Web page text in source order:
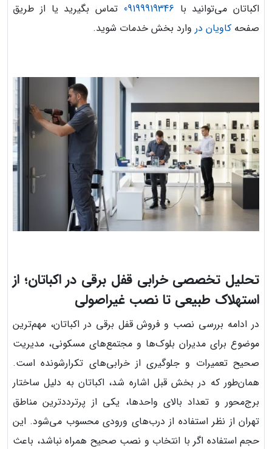
اکباتان می‌توانید با 09199919346 تماس بگیرید یا از طریق
صفحه کاویان در وارد بخش خدمات شوید.
تحلیل تخصصی خرابی قفل برقی در اکباتان؛ از
استهلاک طبیعی تا نصب غیراصولی
در ادامه بررسی نصب و فروش قفل برقی در اکباتان، مهم‌ترین
موضوع برای مدیران بلوک‌ها و مجتمع‌های مسکونی، مدیریت
صحیح تعمیرات و جلوگیری از خرابی‌های تکرارشونده است.
همان‌طور که در بخش قبل اشاره شد، اکباتان به دلیل ساختار
برج‌محور و تعداد بالای واحدها، یکی از پرترددترین مناطق
تهران از نظر استفاده از درب‌های ورودی محسوب می‌شود. این
حجم استفاده اگر با انتخاب و نصب صحیح همراه نباشد، باعث